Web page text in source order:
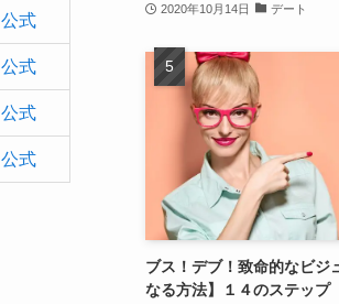
公式
公式
公式
公式
2020年10月14日 デート
ブス！デブ！致命的なビジ
なる方法】１４のステップ